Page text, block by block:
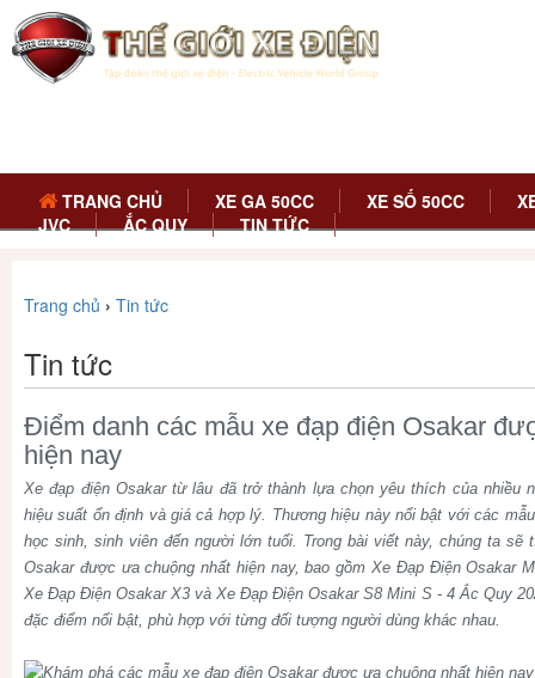
TRANG CHỦ XE GA 50CC XE SỐ 50CC
JVC
ẮC QUY TIN TỨC
Trang chủ › Tin tức
Tin tức
Điểm danh các mẫu xe đạp điện Osakar
hiện nay
Xe đạp điện Osakar từ lâu đã trở thành lựa chọn yêu thích của nhiều
hiệu suất ổn định và giá cả hợp lý. Thương hiệu này nổi bật với các
học sinh, sinh viên đến người lớn tuổi. Trong bài viết này, chúng ta sẽ
Osakar được ưa chuộng nhất hiện nay, bao gồm Xe Đạp Điện Osakar
Xe Đạp Điện Osakar X3 và Xe Đạp Điện Osakar S8 Mini S - 4 Ắc Quy
đặc điểm nổi bật, phù hợp với từng đối tượng người dùng khác nhau.